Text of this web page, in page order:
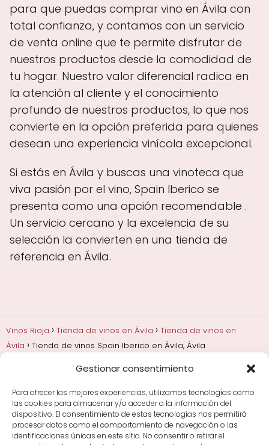
Gestionar consentimiento
Para ofrecer las mejores experiencias, utilizamos tecnologías como
las cookies para almacenar y/o acceder a la información del
dispositivo. El consentimiento de estas tecnologías nos permitirá
procesar datos como el comportamiento de navegación o las
identificaciones únicas en este sitio. No consentir o retirar el
para que puedas comprar vino en Ávila con
total confianza, y contamos con un servicio
de venta online que te permite disfrutar de
nuestros productos desde la comodidad de
tu hogar. Nuestro valor diferencial radica en
la atención al cliente y el conocimiento
profundo de nuestros productos, lo que nos
convierte en la opción preferida para quienes
desean una experiencia vinícola excepcional.
Si estás en Ávila y buscas una vinoteca que
viva pasión por el vino, Spain Iberico se
presenta como una opción recomendable .
Un servicio cercano y la excelencia de su
selección la convierten en una tienda de
referencia en Ávila.
Vinos Rioja Tienda de vinos en Ávila
Tienda de vinos en
Ávila
Tienda de vinos Spain Iberico en Ávila, Ávila
Añadas, crianza y guarda
Bodegas y marcas de
Comprar vino
Rioja y guías de regalo
Cultura del vino y
curiosidades
Enoturismo en Rioja